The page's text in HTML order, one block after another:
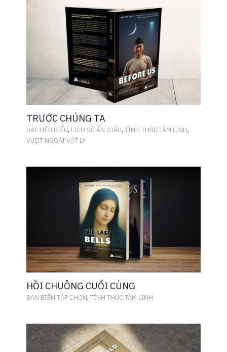
TRƯỚC CHÚNG TA
BÀI TIÊU BIỂU, LỊCH SỬ ẨN GIẤU, TỈNH THỨC TÂM LINH,
VƯỢT NGOÀI VẬT LÝ
HỒI CHUÔNG CUỐI CÙNG
BAN BIÊN TẬP CHỌN, TỈNH THỨC TÂM LINH